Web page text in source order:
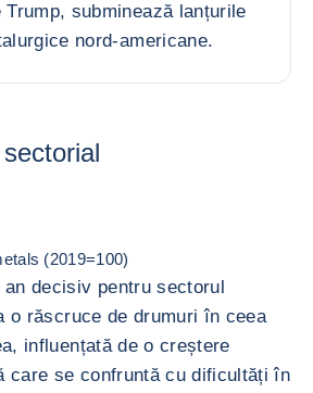
Trump, subminează lanțurile
nord-americane.
(2019=100)
an decisiv pentru sectorul
o răscruce de drumuri în ceea
influențată de o creștere
care se confruntă cu dificultăți în